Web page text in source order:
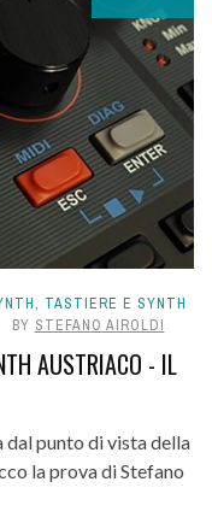
, TASTIERE E SYNTH
BY STEFANO AIROLDI
AUSTRIACO - IL
punto di vista della
la prova di Stefano